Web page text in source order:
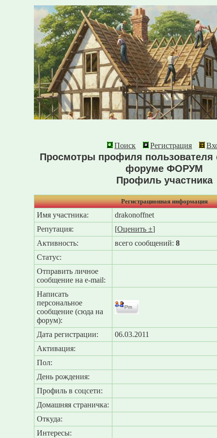
Поиск Регистрация
Просмотры профиля пользователя
форуме ФОРУМ
Профиль участника
Регистрационная информация
Имя участника:
drakonoffnet
Репутация:
[Оценить ±]
Активность:
всего сообщений:8
Статус:
Отправить личное
сообщение на e-mail:
Написать
персональное
сообщение (сюда на
форум):
Дата регистрации:
06.03.2011
Активация:
Пол:
День рождения:
Профиль в соцсети:
Домашняя страничка:
Откуда:
Интересы: